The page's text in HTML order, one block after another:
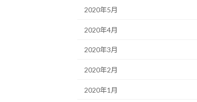
2020年5月
2020年4月
2020年3月
2020年2月
2020年1月